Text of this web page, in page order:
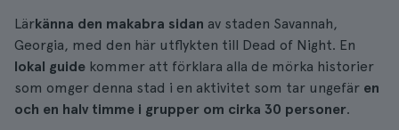
Lärkänna den makabra sidan av staden Savannah,
Georgia, med den här utflykten till Dead of Night. En
lokal guide kommer att förklara alla de mörka historier
som omger denna stad i en aktivitet som tar ungefär en
och en halv timme i grupper om cirka 30 personer.